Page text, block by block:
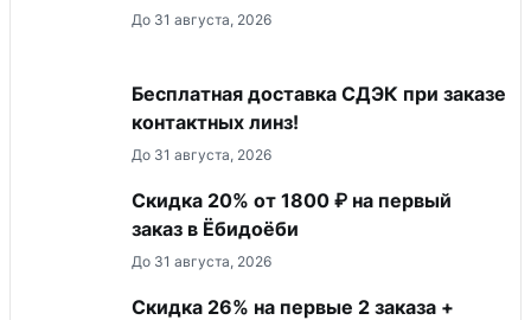
До 31 августа, 2026
Бесплатная доставка СДЭК при заказе
контактных линз!
До 31 августа, 2026
Скидка 20% от 1800 ₽ на первый
заказ в Ёбидоёби
До 31 августа, 2026
Скидка 26% на первые 2 заказа +